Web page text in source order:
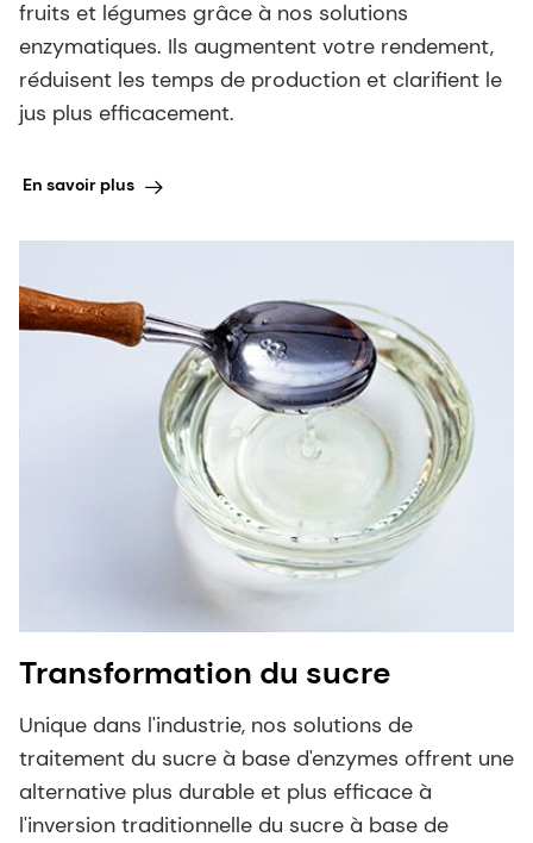
fruits et légumes grâce à nos solutions
enzymatiques. Ils augmentent votre rendement,
réduisent les temps de production et clarifient le
jus plus efficacement.
En savoir plus
Transformation du sucre
Unique dans l'industrie, nos solutions de
traitement du sucre à base d'enzymes offrent une
alternative plus durable et plus efficace à
l'inversion traditionnelle du sucre à base de